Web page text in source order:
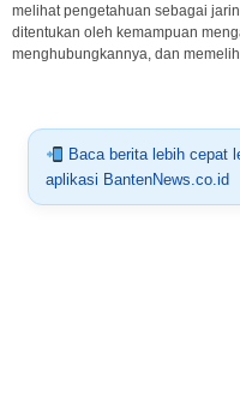
melihat pengetahuan sebagai
ditentukan oleh kemampuan
menghubungkannya, dan
Baca berita lebih cepat
aplikasi BantenNews.co.id